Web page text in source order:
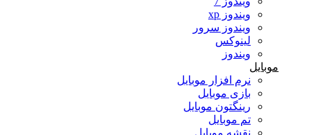
ویندوز xp
ویندوز سرور
لینوکس
ویندوز
نرم افزار موبایل
بازی موبایل
رینگتون موبایل
تم موبایل
نقشه موبایل